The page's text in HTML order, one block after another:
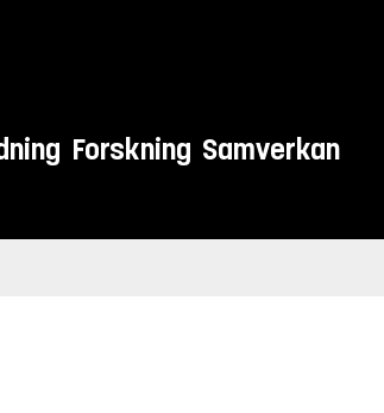
Forskning Samverkan